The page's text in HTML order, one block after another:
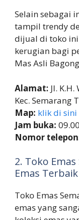
Selain sebagai
tampil trendy
dijual di toko
kerugian bagi
Mas Asli
Alamat: Jl.
Kec. Semarang
Map: klik di sini
Jam buka:
Nomor
2. Toko
Emas Terbaik
Toko Emas
emas yang